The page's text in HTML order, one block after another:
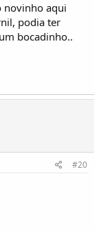
novinho aqui
podia ter
bocadinho..
#20